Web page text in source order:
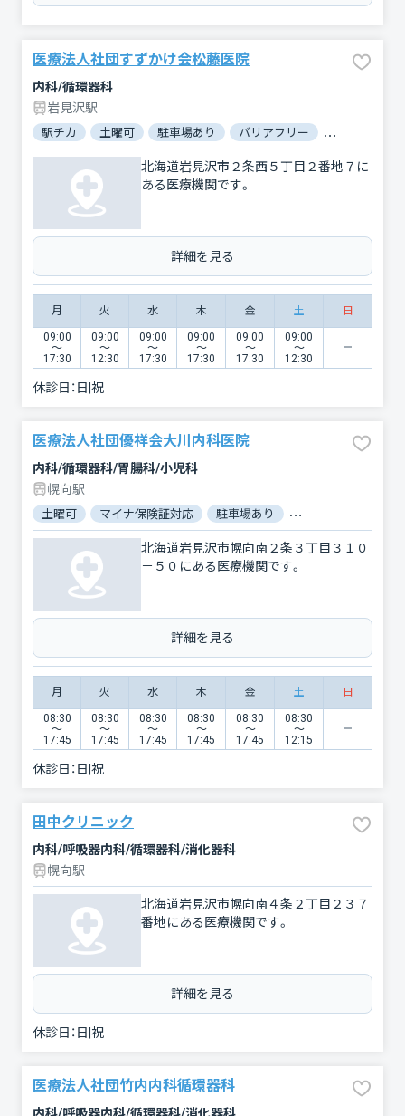
医療法人社団すずかけ会松藤医院
内科/循環器科
岩見沢駅
駅チカ 土曜可 駐車場あり バリアフリー 対応言語：英
北海道岩見沢市２条西５丁目２番地７に
ある医療機関です。
詳細を見る
月 火 水 木 金 土 日
09:00
〜
17:30
09:00
〜
12:30
09:00
〜
17:30
09:00
〜
17:30
09:00
〜
17:30
09:00
〜
12:30
休診日： 日|祝
医療法人社団優祥会大川内科医院
内科/循環器科/胃腸科/小児科
幌向駅
土曜可 マイナ保険証対応 駐車場あり バリアフリー
北海道岩見沢市幌向南２条３丁目３１０
－５０にある医療機関です。
詳細を見る
月 火 水 木 金 土 日
08:30
〜
17:45
08:30
〜
17:45
08:30
〜
17:45
08:30
〜
17:45
08:30
〜
17:45
08:30
〜
12:15
休診日： 日|祝
田中クリニック
内科/呼吸器内科/循環器科/消化器科
幌向駅
北海道岩見沢市幌向南４条２丁目２３７
番地にある医療機関です。
詳細を見る
休診日： 日|祝
医療法人社団竹内内科循環器科